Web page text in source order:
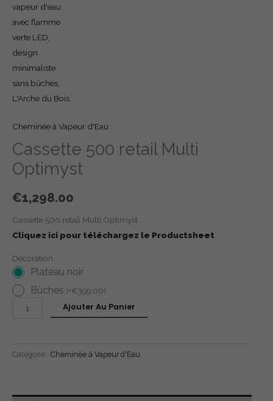
Cheminée à Vapeur d'Eau
Cassette 500 retail Multi
Optimyst
€1,298.00
Cassette 500 retail Multi Optimyst
Cliquez ici pour téléchargez le Productsheet
Décoration :
Plateau noir
Bûches (+€399.00)
Ajouter Au Panier
Catégorie : Cheminée à Vapeur d'Eau